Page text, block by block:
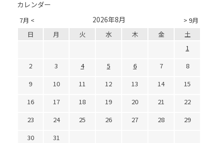
カレンダー
7月 < > 9月
2026年8月
日 月 火 水 木 金
土
1
2
3 4 5 6 7
8
9
10 11 12 13 14
15
16
17 18 19 20 21
22
23
24 25 26 27 28
29
30
31